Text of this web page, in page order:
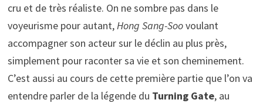
cru et de très réaliste. On ne sombre pas dans le
voyeurisme pour autant,Hong Sang-Soovoulant
accompagner son acteur sur le déclin au plus près,
simplement pour raconter sa vie et son cheminement.
C’est aussi au cours de cette première partie que l’on va
entendre parler de la légende du Turning Gate, au